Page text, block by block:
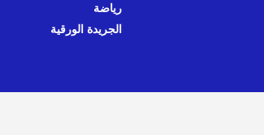
رياضة
الجريدة الورقية